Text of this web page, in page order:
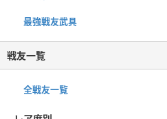
最強戦友武具
戦友一覧
全戦友一覧